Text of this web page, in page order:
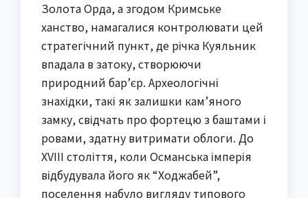
Золота Орда, а згодом Кримське
ханство, намагалися контролювати цей
стратегічний пункт, де річка Куяльник
впадала в затоку, створюючи
природний бар’єр. Археологічні
знахідки, такі як залишки кам’яного
замку, свідчать про фортецю з баштами і
ровами, здатну витримати облоги. До
XVIII століття, коли Османська імперія
відбудувала його як “Ходжабей”,
поселення набуло вигляду типового